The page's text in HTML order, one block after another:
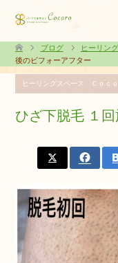
ブログ ヒーリン
後のビフォーアフター
ヒーリングスペース Ｃｏｃｏ
ひざ下脱毛 １